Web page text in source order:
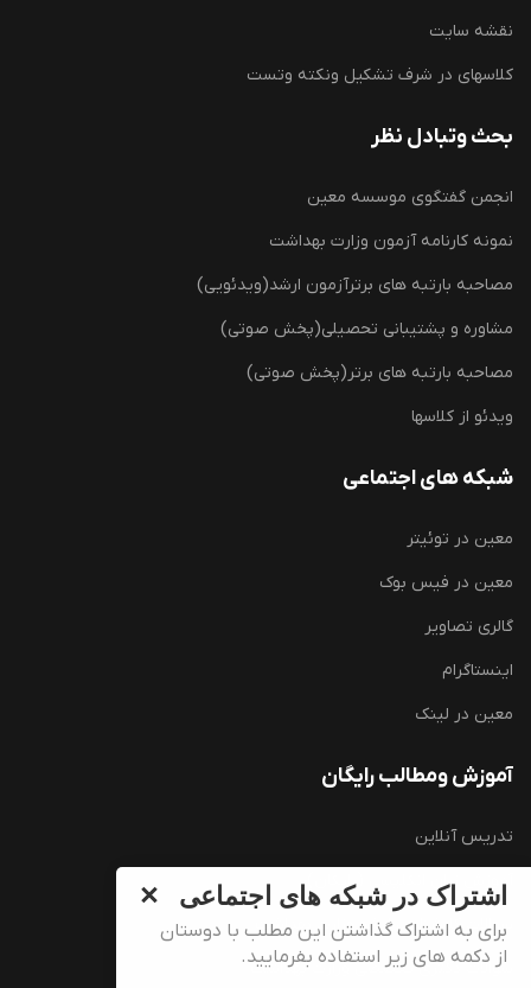
نقشه سایت
کلاسهای در شرف تشکیل ونکته وتست
بحث وتبادل نظر
انجمن گفتگوی موسسه معین
نمونه کارنامه آزمون وزارت بهداشت
مصاحبه بارتبه های برترآزمون ارشد(ویدئویی)
مشاوره و پشتیبانی تحصیلی(پخش صوتی)
مصاحبه بارتبه های برتر(پخش صوتی)
ویدئو از کلاسها
شبکه های اجتماعی
معین در توئیتر
معین در فیس بوک
گالری تصاویر
اینستاگرام
معین در لینک
آموزش ومطالب رایگان
تدریس آنلاین
آموزش زبان انگلیسی (رایگان)
سوالات کارشناسی ارشد وزارت بهداشت
سوالات دکتری تخصصی وزارت بهداشت
اشتراک در شبکه های اجتماعی
برای به اشتراک گذاشتن این مطلب با دوستان
از دکمه های زیر استفاده بفرمایید.